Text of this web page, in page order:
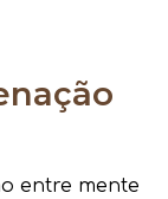
entre mente